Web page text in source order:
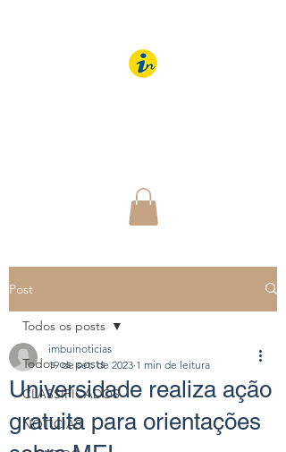
Post
Todos os posts
CLASSIFICADOS
NOTÍCIAS
Todos os posts
Universidade realiza ação
gratuita para orientações
imbuinoticias
19 de set. de 2023 1 min de leitura